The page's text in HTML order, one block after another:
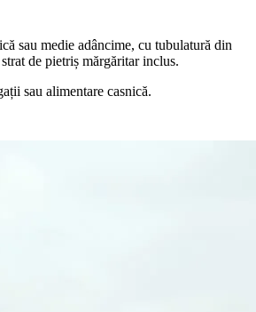
sau medie adâncime, cu tubulatură din
de pietriș mărgăritar inclus.
sau alimentare casnică.